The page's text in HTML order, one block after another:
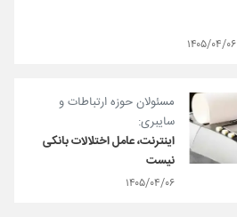
۱۴۰۵/۰۴/۰۶
مسئولان حوزه ارتباطات و
سایبری:
اینترنت، عامل اختلالات بانکی
نیست
۱۴۰۵/۰۴/۰۶